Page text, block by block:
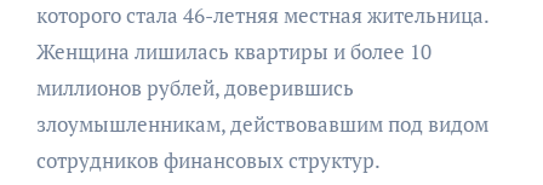
которого стала 46-летняя местная жительница.
Женщина лишилась квартиры и более 10
миллионов рублей, доверившись
злоумышленникам, действовавшим под видом
сотрудников финансовых структур.